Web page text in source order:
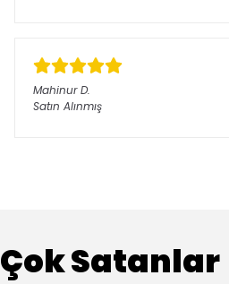
Mahinur D.
Satın Alınmış
Çok Satanlar